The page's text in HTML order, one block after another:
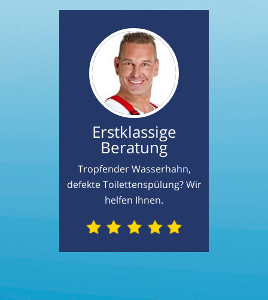
Erstklassige
Beratung
Tropfender Wasserhahn,
defekte Toilettenspülung? Wir
helfen Ihnen.